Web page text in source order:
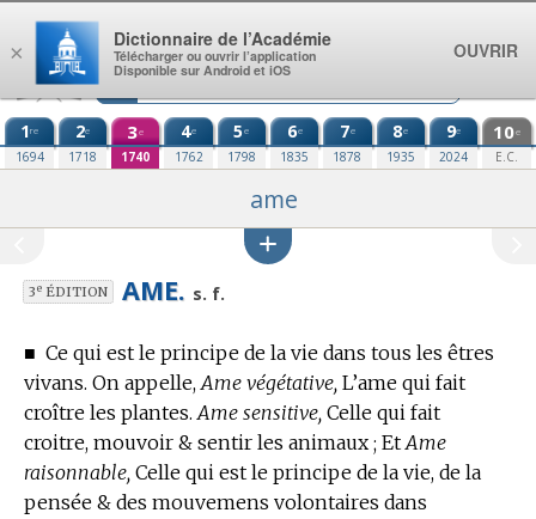
Aller au contenu
1re
1694
2e
1718
3e
1740
4e
1762
5e
1798
6e
1835
7e
1878
8e
1935
9e
2024
10e
E.C.
ame
3eÉDITION AME. s. f.
■ Ce qui est le principe de la vie dans tous les êtres
vivans. On appelle,Ame végétative, L’ame qui fait
croître les plantes. Ame sensitive, Celle qui fait
croitre, mouvoir & sentir les animaux ; EtAme
raisonnable, Celle qui est le principe de la vie, de la
pensée & des mouvemens volontaires dans
×
Dictionnaire de l’Académie
Télécharger ou ouvrir l’application
Disponible sur Android et iOS
OUVRIR